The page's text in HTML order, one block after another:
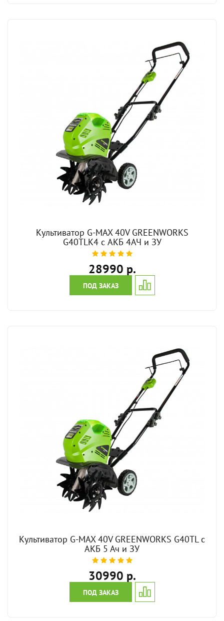
Культиватор G-MAX 40V GREENWORKS
G40TLK4 c АКБ 4АЧ и ЗУ
28990 р.
ПОД ЗАКАЗ
Культиватор G-MAX 40V GREENWORKS G40TL с
АКБ 5 Ач и ЗУ
30990 р.
ПОД ЗАКАЗ